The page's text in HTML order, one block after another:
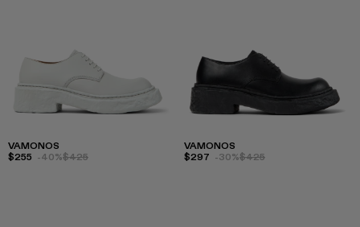
VAMONOS
$255 -40%$425
VAMONOS
$297 -30%$425